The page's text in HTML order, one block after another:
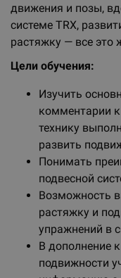
движения и позы,
системе TRX,
растяжку — все это
Цели обучения:
Изучить
комментарии
технику
развить
Понимать
подвесной
Возможность
растяжку и
упражнений в
В дополнение
подвижности